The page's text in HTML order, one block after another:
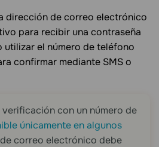
dirección de correo electrónico
para recibir una contraseña
utilizar el número de teléfono
confirmar mediante SMS o
verificación con un número de
únicamente en algunos
correo electrónico debe